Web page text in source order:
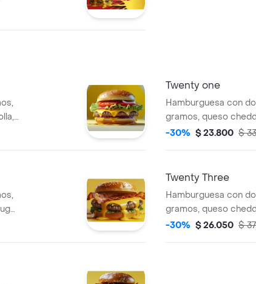
Twenty one
Hamburguesa con
gramos, queso
salsa de tomate,
-30% $ 23.800 $
Twenty Three
Hamburguesa con
gramos, queso
cebolla, salsa de
-30% $ 26.050 $